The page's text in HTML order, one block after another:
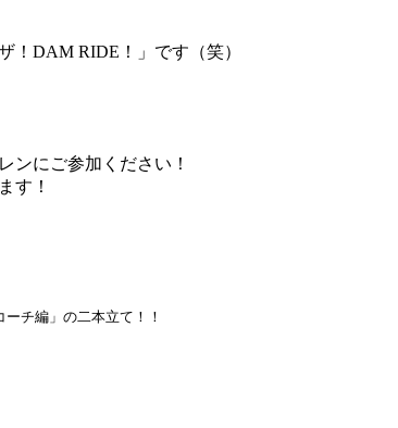
！DAM RIDE！」です（笑）
ンにご参加ください！
す！
チ編」の二本立て！！